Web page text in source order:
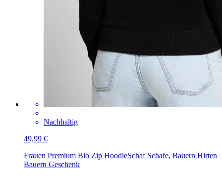
Nachhaltig
49,99 €
Frauen Premium Bio Zip HoodieSchaf Schafe, Bauern Hirten
Bauern Geschenk